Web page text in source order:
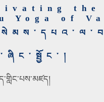
the
Yoga of